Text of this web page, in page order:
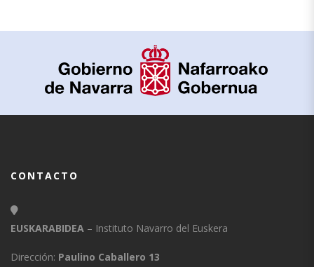
CONTACTO
EUSKARABIDEA – Instituto Navarro del Euskera
Dirección: Paulino Caballero 13